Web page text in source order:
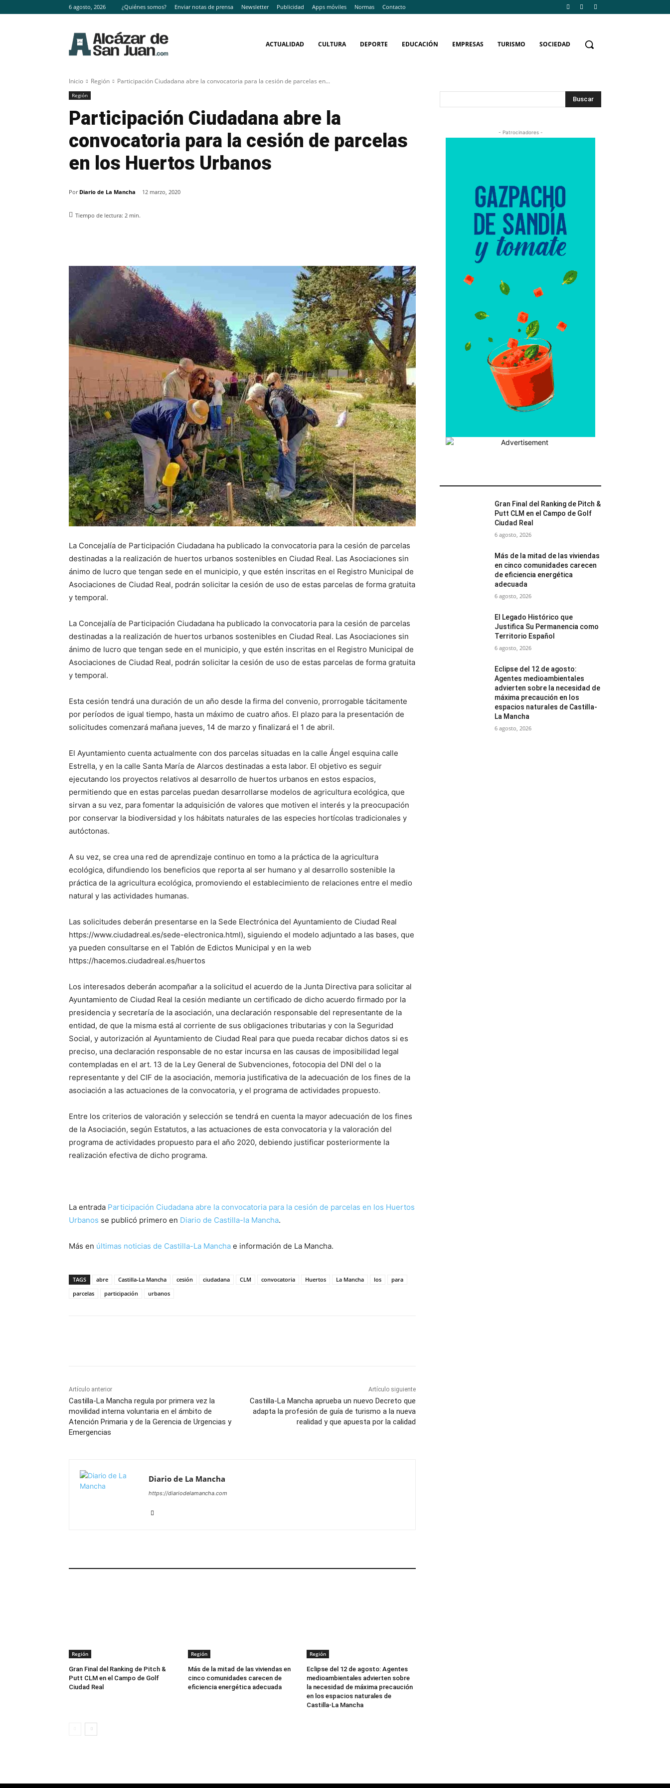
6 agosto, 2026 ¿Quiénes somos? Enviar notas de prensa Newsletter Publicidad Apps móviles Normas Contacto
ACTUALIDAD CULTURA DEPORTE EDUCACIÓN EMPRESAS TURISMO SOCIEDAD
Inicio Región Participación Ciudadana abre la convocatoria para la cesión de parcelas en...
Región
Participación Ciudadana abre la
convocatoria para la cesión de parcelas
en los Huertos Urbanos
Por Diario de La Mancha 12 marzo, 2020
Tiempo de lectura: 2 min.
La Concejalía de Participación Ciudadana ha publicado la convocatoria para la cesión de parcelas
destinadas a la realización de huertos urbanos sostenibles en Ciudad Real. Las Asociaciones sin
ánimo de lucro que tengan sede en el municipio, y que estén inscritas en el Registro Municipal de
Asociaciones de Ciudad Real, podrán solicitar la cesión de uso de estas parcelas de forma gratuita
y temporal.
La Concejalía de Participación Ciudadana ha publicado la convocatoria para la cesión de parcelas
destinadas a la realización de huertos urbanos sostenibles en Ciudad Real. Las Asociaciones sin
ánimo de lucro que tengan sede en el municipio, y que estén inscritas en el Registro Municipal de
Asociaciones de Ciudad Real, podrán solicitar la cesión de uso de estas parcelas de forma gratuita
y temporal.
Esta cesión tendrá una duración de un año desde la firma del convenio, prorrogable tácitamente
por períodos de igual tiempo, hasta un máximo de cuatro años. El plazo para la presentación de
solicitudes comenzará mañana jueves, 14 de marzo y finalizará el 1 de abril.
El Ayuntamiento cuenta actualmente con dos parcelas situadas en la calle Ángel esquina calle
Estrella, y en la calle Santa María de Alarcos destinadas a esta labor. El objetivo es seguir
ejecutando los proyectos relativos al desarrollo de huertos urbanos en estos espacios,
permitiendo que en estas parcelas puedan desarrollarse modelos de agricultura ecológica, que
sirvan a su vez, para fomentar la adquisición de valores que motiven el interés y la preocupación
por conservar la biodiversidad y los hábitats naturales de las especies hortícolas tradicionales y
autóctonas.
A su vez, se crea una red de aprendizaje continuo en tomo a la práctica de la agricultura
ecológica, difundiendo los beneficios que reporta al ser humano y al desarrollo sostenible la
práctica de la agricultura ecológica, promoviendo el establecimiento de relaciones entre el medio
natural y las actividades humanas.
Las solicitudes deberán presentarse en la Sede Electrónica del Ayuntamiento de Ciudad Real
https://www.ciudadreal.es/sede-electronica.html), siguiendo el modelo adjuntado a las bases, que
ya pueden consultarse en el Tablón de Edictos Municipal y en la web
https://hacemos.ciudadreal.es/huertos
Los interesados deberán acompañar a la solicitud el acuerdo de la Junta Directiva para solicitar al
Ayuntamiento de Ciudad Real la cesión mediante un certificado de dicho acuerdo firmado por la
presidencia y secretaría de la asociación, una declaración responsable del representante de la
entidad, de que la misma está al corriente de sus obligaciones tributarias y con la Seguridad
Social, y autorización al Ayuntamiento de Ciudad Real para que pueda recabar dichos datos si es
preciso, una declaración responsable de no estar incursa en las causas de imposibilidad legal
contempladas en el art. 13 de la Ley General de Subvenciones, fotocopia del DNI del o la
representante y del CIF de la asociación, memoria justificativa de la adecuación de los fines de la
asociación a las actuaciones de la convocatoria, y el programa de actividades propuesto.
Entre los criterios de valoración y selección se tendrá en cuenta la mayor adecuación de los fines
de la Asociación, según Estatutos, a las actuaciones de esta convocatoria y la valoración del
programa de actividades propuesto para el año 2020, debiendo justificar posteriormente la
realización efectiva de dicho programa.
La entrada Participación Ciudadana abre la convocatoria para la cesión de parcelas en los Huertos
Urbanos se publicó primero en Diario de Castilla-la Mancha.
Más en últimas noticias de Castilla-La Mancha e información de La Mancha.
TAGS abre Castilla-La Mancha cesión ciudadana CLM convocatoria Huertos La Mancha los
para
parcelas
participación urbanos
Artículo anterior
Castilla-La Mancha regula por primera vez la
movilidad interna voluntaria en el ámbito de
Atención Primaria y de la Gerencia de Urgencias y
Emergencias
Artículo siguiente
Castilla-La Mancha aprueba un nuevo Decreto que
adapta la profesión de guía de turismo a la nueva
realidad y que apuesta por la calidad
Diario de La Mancha
https://diariodelamancha.com
Región
Gran Final del Ranking de Pitch &
Putt CLM en el Campo de Golf
Ciudad Real
Región
Más de la mitad de las viviendas en
cinco comunidades carecen de
eficiencia energética adecuada
Región
Eclipse del 12 de agosto: Agentes
medioambientales advierten sobre
la necesidad de máxima precaución
en los espacios naturales de
Castilla-La Mancha
Buscar
- Patrocinadores -
Gran Final del Ranking de Pitch &
Putt CLM en el Campo de Golf
Ciudad Real
6 agosto, 2026
Más de la mitad de las viviendas
en cinco comunidades carecen
de eficiencia energética
adecuada
6 agosto, 2026
El Legado Histórico que
Justifica Su Permanencia como
Territorio Español
6 agosto, 2026
Eclipse del 12 de agosto:
Agentes medioambientales
advierten sobre la necesidad de
máxima precaución en los
espacios naturales de Castilla-
La Mancha
6 agosto, 2026